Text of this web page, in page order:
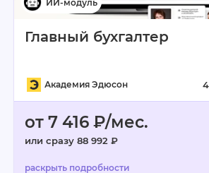
Главный бухгалтер
Академия Эдюсон
от 7 416 ₽/мес.
или сразу 88 992 ₽